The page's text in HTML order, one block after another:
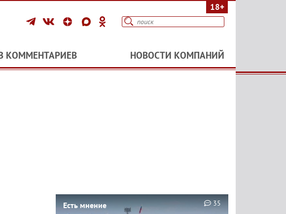
18+
КОММЕНТАРИЕВ НОВОСТИ КОМПАНИЙ
Есть мнение 35